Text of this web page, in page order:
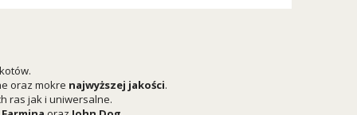
oraz mokre najwyższej jakości.
ras jak i uniwersalne.